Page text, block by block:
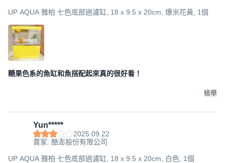
UP AQUA 雅柏 七色底部過濾缸, 18 x 9.5 x 20cm, 爆米花黃, 1個
糖果色系的魚缸和魚搭配起來真的很好看！
檢舉
Yun*****
2025.09.22
賣家: 酷澎股份有限公司
UP AQUA 雅柏 七色底部過濾缸, 18 x 9.5 x 20cm, 白色, 1個